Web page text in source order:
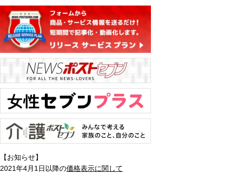
【お知らせ】
2021年4月1日以降の価格表示に関して